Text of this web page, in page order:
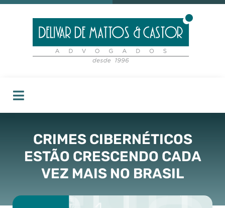
CRIMES CIBERNÉTICOS
ESTÃO CRESCENDO CADA
VEZ MAIS NO BRASIL